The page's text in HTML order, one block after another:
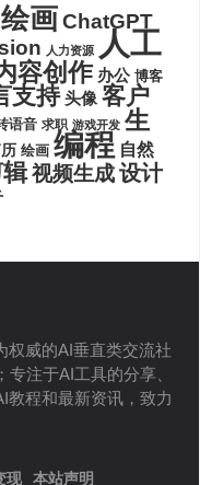
画ChatGPT
人力资源 人工
容创作 办公 博客
支持 头像 客户
语音 求职 游戏开发 生
绘画 编程 自然
视频生成设计
权威的AI垂直类交流社
注于AI工具的分享、
教程和最新资讯，致力
现
本站声明